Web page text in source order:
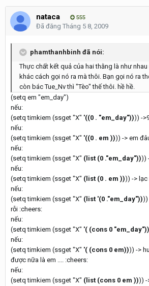
nataca 555
Đã đăng Tháng 5 8, 2009
phamthanhbinh đã nói:
Thực chất kết quả của hai thằng là như
khác cách gọi nó ra mà thôi. Bạn gọi nó ra
còn bác Tue_Nv thì "Tèo" thế thôi. hề hề.
(setq em "em_day")
nếu:
(setq timkiem (ssget "X" '((0 . "em_day")))) -
nếu:
(setq timkiem (ssget "X" '((0 . em )))) -> em
nếu:
(setq timkiem (ssget "X" (list (0 ."em_day"))))
nếu:
(setq timkiem (ssget "X" (list (0 . em )))) -> lạc
nếu:
(setq timkiem (ssget "X" (list '(0 ."em_day"))))
rỗi :cheers:
nếu:
(setq timkiem (ssget "X" '( (cons 0 "em_day"))
nếu:
(setq timkiem (ssget "X" '( (cons 0 em)))) ->
được nữa là em .... :cheers:
nếu:
(setq timkiem (ssget "X" (list (cons 0 em )))) -